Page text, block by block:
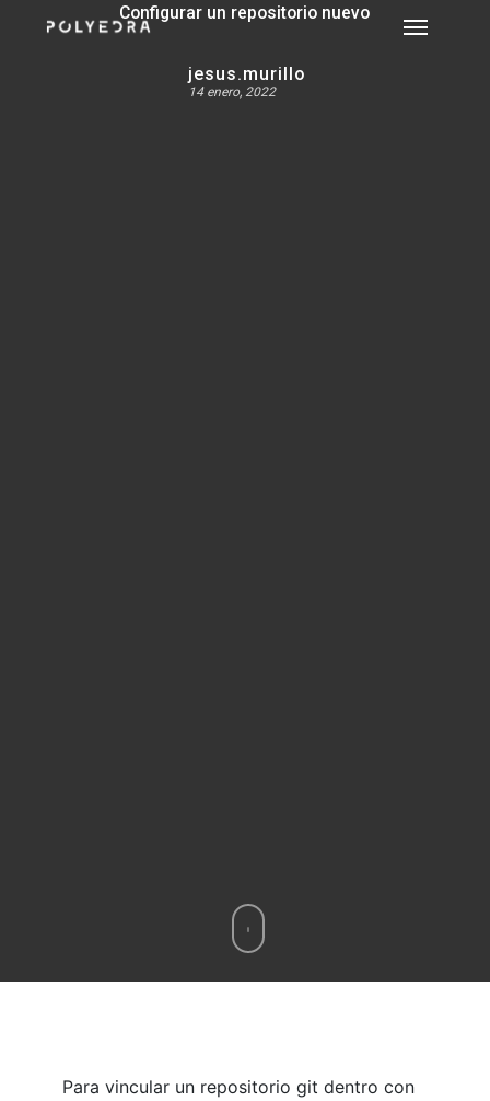
Configurar un repositorio nuevo
jesus.murillo
14 enero, 2022
Para vincular un repositorio git dentro con